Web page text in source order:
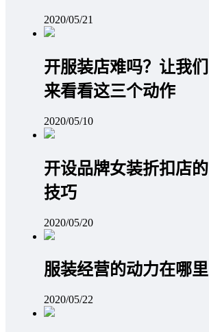
2020/05/21
开服装店难吗？让我们
来看看这三个动作
2020/05/10
开设品牌女装折扣店的
技巧
2020/05/20
服装经营的动力在哪里
2020/05/22